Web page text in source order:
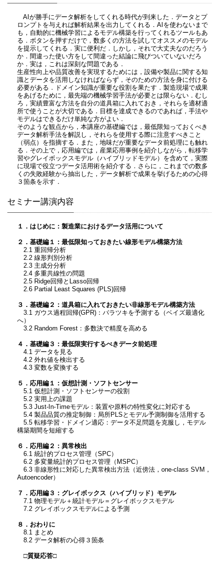
AIが勝手にデータ解析をしてくれる時代が到来した．データとプ
ロンプトを与えれば解析結果を出力してくれる．AIを使わないまで
も，自動的に機械学習によるモデル構築を行ってくれるツールもあ
る．ボタンを押すだけで，数多くの方法を試してオススメのモデル
を提示してくれる．実に便利だ．しかし，それで大丈夫なのだろう
か．間違った使い方をして間違った結論に飛びついていないだろ
か．実は，これは深刻な問題である．
生産性向上や品質改善を実現するためには，設備や製品に関する知
識とデータを活用しなければならず，そのための方法を身に付ける
必要がある．ドメイン知識が重要な役割を果たす．製造現場で成果
をあげるために，最先端の機械学習手法が必要とは限らない．むし
ろ，実績豊富な方法を自分の道具箱に入れておき，それらを適材適
所で使うことが大切である．目標を達成できるのであれば，手法や
モデルはできるだけ単純な方がよい．
そのような観点から，本講座の基礎編では，最低限知っておくべき
データ解析手法を解説し，それらを使用する際に注意すべきこと
（弱点）を指摘する．また，地味だが重要なデータ前処理にも触れ
る．その上で，応用編では，産業応用事例を紹介しながら，転移学
習やグレイボックスモデル（ハイブリッドモデル）を含めて，実際
に現場で役立つデータ活用術を紹介する．さらに，これまでの数多
くの失敗経験から抽出した，データ解析で成果を挙げるための心得
３箇条を示す．
セミナー講演内容
１．はじめに：製造業におけるデータ活用について
２．基礎編１：最低限知っておきたい線形モデル構築方法
2.1 重回帰分析
2.2 線形判別分析
2.3 主成分分析
2.4 多重共線性の問題
2.5 Ridge回帰とLasso回帰
2.6 Partial Least Squares (PLS)回帰
３．基礎編２：道具箱に入れておきたい非線形モデル構築方法
3.1 ガウス過程回帰(GPR)：バラツキを予測する（ベイズ最適化
へ）
3.2 Random Forest：多数決で精度を高める
４．基礎編３：最低限実行するべきデータ前処理
4.1 データを見る
4.2 外れ値を検出する
4.3 変数を変換する
５．応用編１：仮想計測・ソフトセンサー
5.1 仮想計測・ソフトセンサーの役割
5.2 実用上の課題
5.3 Just-In-Timeモデル：装置や原料の特性変化に対応する
5.4 製品品質の推定制御：局所PLSとモデル予測制御を活用する
5.5 転移学習・ドメイン適応：データ不足問題を克服し，モデル
構築期間を短縮する
６．応用編２：異常検出
6.1 統計的プロセス管理（SPC）
6.2 多変量統計的プロセス管理（MSPC）
6.3 非線形性に対応した異常検出方法（近傍法，one-class SVM，
Autoencoder）
７．応用編３：グレイボックス（ハイブリッド）モデル
7.1 物理モデル＋統計モデル＝グレイボックスモデル
7.2 グレイボックスモデルによる予測
８．おわりに
8.1 まとめ
8.2 データ解析の心得３箇条
□質疑応答□